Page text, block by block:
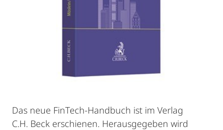
Das neue FinTech-Handbuch ist im Verlag
C.H. Beck erschienen. Herausgegeben wird